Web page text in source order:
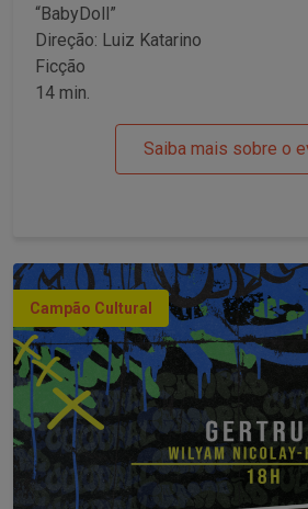
“BabyDoll”
Direção: Luiz Katarino
Ficção
14 min.
Saiba mais sobre o
Campão Cultural